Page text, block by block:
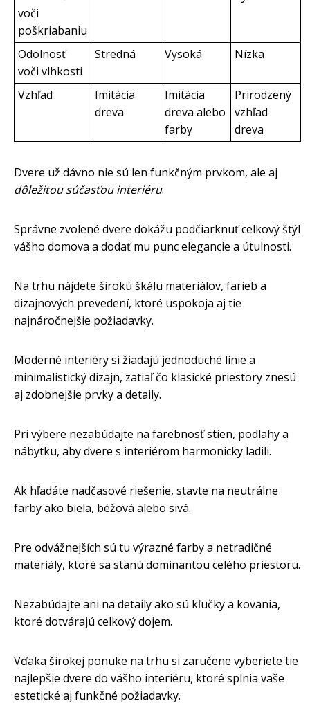
voči
poškriabaniu
Odolnosť
voči vlhkosti
Stredná Vysoká Nízka
Vzhľad
Imitácia
dreva
Imitácia
dreva alebo
farby
Prirodzený
vzhľad
dreva
Dvere už dávno nie sú len funkčným prvkom, ale aj
dôležitou súčasťou interiéru.
Správne zvolené dvere dokážu podčiarknuť celkový štýl
vášho domova a dodať mu punc elegancie a útulnosti.
Na trhu nájdete širokú škálu materiálov, farieb a
dizajnových prevedení, ktoré uspokoja aj tie
najnáročnejšie požiadavky.
Moderné interiéry si žiadajú jednoduché línie a
minimalistický dizajn, zatiaľ čo klasické priestory znesú
aj zdobnejšie prvky a detaily.
Pri výbere nezabúdajte na farebnosť stien, podlahy a
nábytku, aby dvere s interiérom harmonicky ladili.
Ak hľadáte nadčasové riešenie, stavte na neutrálne
farby ako biela, béžová alebo sivá.
Pre odvážnejších sú tu výrazné farby a netradičné
materiály, ktoré sa stanú dominantou celého priestoru.
Nezabúdajte ani na detaily ako sú kľučky a kovania,
ktoré dotvárajú celkový dojem.
Vďaka širokej ponuke na trhu si zaručene vyberiete tie
najlepšie dvere do vášho interiéru, ktoré splnia vaše
estetické aj funkčné požiadavky.